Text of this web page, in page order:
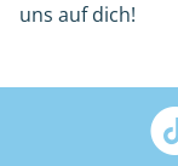
uns auf dich!